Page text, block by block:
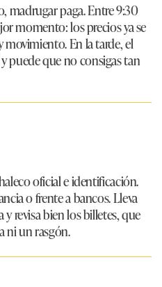
madrugar paga.Entre 9:30
momento: los precios ya se
movimiento. En la tarde, el
puede que no consigas tan
oficial e identificación.
o frente a bancos. Lleva
revisa bien los billetes, que
ni un rasgón.